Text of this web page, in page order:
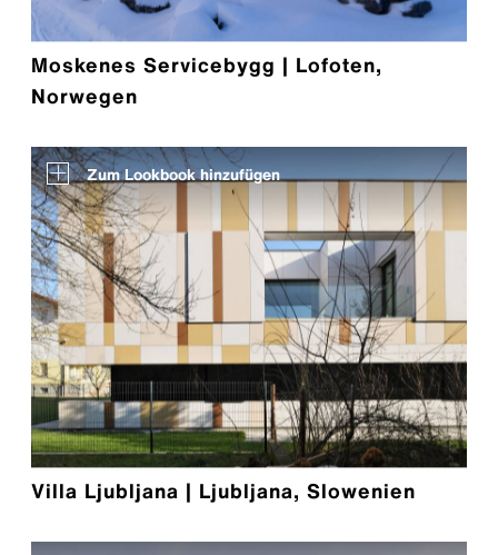
Moskenes Servicebygg | Lofoten,
Norwegen
Zum Lookbook hinzufügen
Villa Ljubljana | Ljubljana, Slowenien